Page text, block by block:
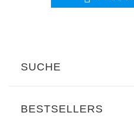
SUCHE
BESTSELLERS